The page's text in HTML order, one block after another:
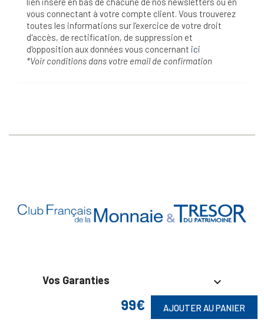
99€ AJOUTER AU PANIER
vous connectant à votre compte client. Vous trouverez
toutes les informations sur l’exercice de votre droit
d'accès, de rectification, de suppression et
d'opposition aux données vous concernant ici
*Voir conditions dans votre email de confirmation
Vos Garanties 
